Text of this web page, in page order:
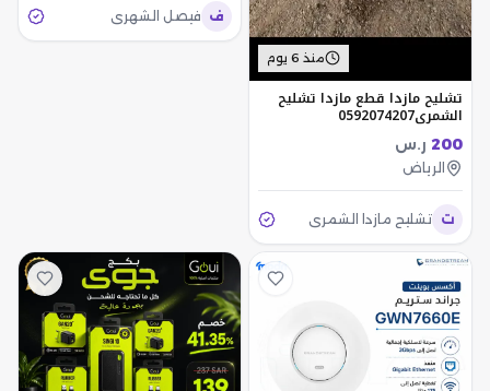
منذ 6 يوم
تشليح مازدا قطع مازدا تشليح
الشمري0592074207
200 ر.س
الرياض
ت تشليح مازدا الشمري
ف فيصل الشهري